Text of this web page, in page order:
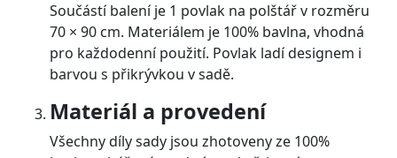
Součástí balení je 1 povlak na polštář v rozměru
70 × 90 cm. Materiálem je 100% bavlna, vhodná
pro každodenní použití. Povlak ladí designem i
barvou s přikrývkou v sadě.
Materiál a provedení
Všechny díly sady jsou zhotoveny ze 100%